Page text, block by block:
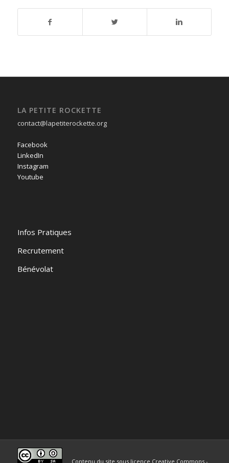
LA PETITE ROCKETTE
contact@lapetiterockette.org
Facebook
LinkedIn
Instagram
Youtube
Infos Pratiques
Recrutement
Bénévolat
Contenu du site sous licence Creative Commons -